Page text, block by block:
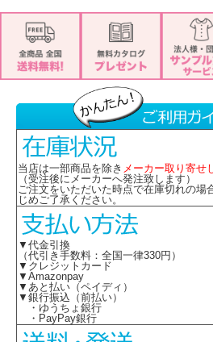
当店は一部商品を除き メーカー取り寄せ
（受注後にメーカーへ発注致します）
ご注文をいただいた時点で在庫切れの場
じめご了承ください。
▼代金引換
（代引き手数料：全国一律330円）
▼クレジットカード
▼Amazonpay
▼あと払い（ペイディ）
▼銀行振込（前払い）
・ゆうちょ銀行
・PayPay銀行